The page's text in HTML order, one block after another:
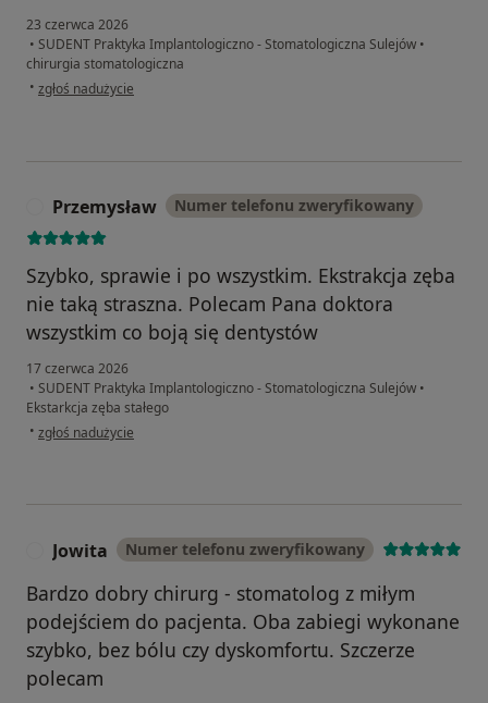
23 czerwca 2026
• SUDENT Praktyka Implantologiczno - Stomatologiczna Sulejów •
chirurgia stomatologiczna
• w opinii użytkownika Dagmara
zgłoś nadużycie
Przemysław Numer telefonu zweryfikowany
Szybko, sprawie i po wszystkim. Ekstrakcja zęba
nie taką straszna. Polecam Pana doktora
wszystkim co boją się dentystów
17 czerwca 2026
• SUDENT Praktyka Implantologiczno - Stomatologiczna Sulejów •
Ekstarkcja zęba stałego
• w opinii użytkownika Przemysław
zgłoś nadużycie
Jowita Numer telefonu zweryfikowany
Bardzo dobry chirurg - stomatolog z miłym
podejściem do pacjenta. Oba zabiegi wykonane
szybko, bez bólu czy dyskomfortu. Szczerze
polecam